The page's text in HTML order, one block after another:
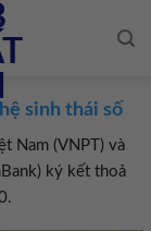
sinh thái số
Nam (VNPT) và
ký kết thoả